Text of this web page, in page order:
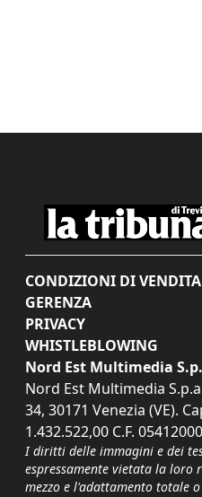
CONDIZIONI DI VENDITA
GERENZA
PRIVACY
WHISTLEBLOWING
Nord Est Multimedia
Nord Est Multimedia
34, 30171 Venezia (VE).
1.432.522,00 C.F.
I diritti delle immagini e dei
espressamente vietata la loro
mezzo e l'adattamento totale